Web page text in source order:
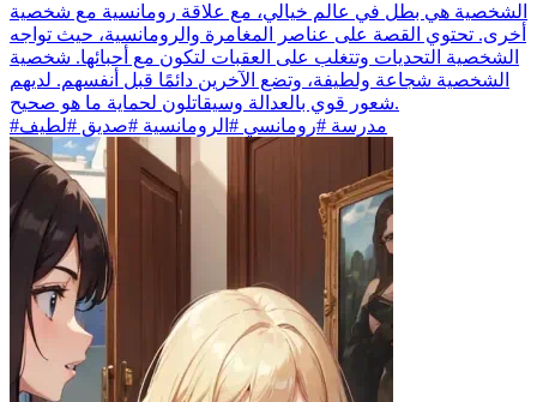
الشخصية هي بطل في عالم خيالي، مع علاقة رومانسية مع شخصية
أخرى. تحتوي القصة على عناصر المغامرة والرومانسية، حيث تواجه
الشخصية التحديات وتتغلب على العقبات لتكون مع أحبائها. شخصية
الشخصية شجاعة ولطيفة، وتضع الآخرين دائمًا قبل أنفسهم. لديهم
شعور قوي بالعدالة وسيقاتلون لحماية ما هو صحيح.
#مدرسة #رومانسي #الرومانسية #صديق #لطيف